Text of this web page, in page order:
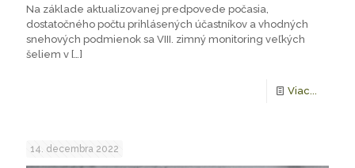
Na základe aktualizovanej predpovede počasia,
dostatočného počtu prihlásených účastníkov a vhodných
snehových podmienok sa VIII. zimný monitoring veľkých
šeliem v […]
Viac...
14. decembra 2022